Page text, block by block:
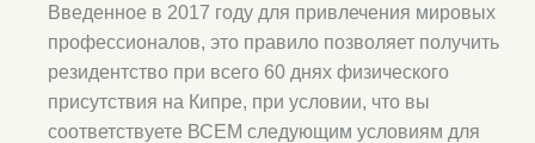
Введенное в 2017 году для привлечения мировых
профессионалов, это правило позволяет получить
резидентство при всего 60 днях физического
присутствия на Кипре, при условии, что вы
соответствуете ВСЕМ следующим условиям для